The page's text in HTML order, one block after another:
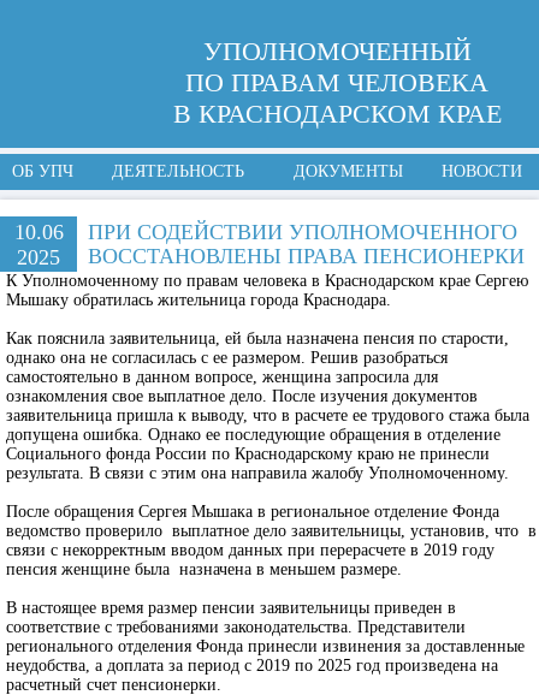
УПОЛНОМОЧЕННЫЙ
ПО ПРАВАМ ЧЕЛОВЕКА
В КРАСНОДАРСКОМ КРАЕ
ОБ УПЧ ДЕЯТЕЛЬНОСТЬ ДОКУМЕНТЫ НОВОСТИ
10.06
2025
ПРИ СОДЕЙСТВИИ УПОЛНОМОЧЕННОГО
ВОССТАНОВЛЕНЫ ПРАВА ПЕНСИОНЕРКИ
К Уполномоченному по правам человека в Краснодарском крае Сергею
Мышаку обратилась жительница города Краснодара.
Как пояснила заявительница, ей была назначена пенсия по старости,
однако она не согласилась с ее размером. Решив разобраться
самостоятельно в данном вопросе, женщина запросила для
ознакомления свое выплатное дело. После изучения документов
заявительница пришла к выводу, что в расчете ее трудового стажа была
допущена ошибка. Однако ее последующие обращения в отделение
Социального фонда России по Краснодарскому краю не принесли
результата. В связи с этим она направила жалобу Уполномоченному.
После обращения Сергея Мышака в региональное отделение Фонда
ведомство проверило выплатное дело заявительницы, установив, что в
связи с некорректным вводом данных при перерасчете в 2019 году
пенсия женщине была назначена в меньшем размере.
В настоящее время размер пенсии заявительницы приведен в
соответствие с требованиями законодательства. Представители
регионального отделения Фонда принесли извинения за доставленные
неудобства, а доплата за период с 2019 по 2025 год произведена на
расчетный счет пенсионерки.